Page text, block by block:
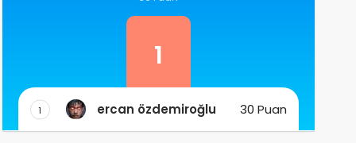
1
1 ercan özdemiroğlu 30 Puan